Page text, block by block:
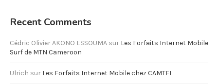
Recent Comments
Cédric Olivier AKONO ESSOUMA sur Les Forfaits Internet Mobile
Surf de MTN Cameroon
Ulrich sur Les Forfaits Internet Mobile chez CAMTEL